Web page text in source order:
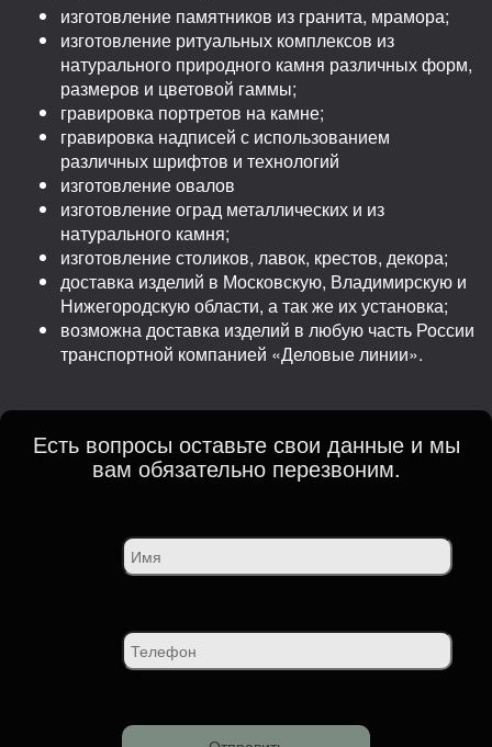
изготовление памятников из гранита, мрамора;
изготовление ритуальных комплексов из
натурального природного камня различных форм,
размеров и цветовой гаммы;
гравировка портретов на камне;
гравировка надписей с использованием
различных шрифтов и технологий
изготовление овалов
изготовление оград металлических и из
натурального камня;
изготовление столиков, лавок, крестов, декора;
доставка изделий в Московскую, Владимирскую и
Нижегородскую области, а так же их установка;
возможна доставка изделий в любую часть России
транспортной компанией «Деловые линии».
Есть вопросы оставьте свои данные и мы
вам обязательно перезвоним.